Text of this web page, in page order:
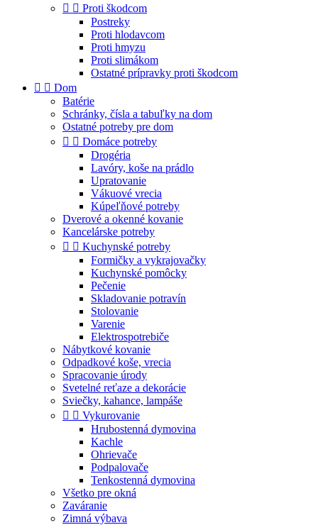
  Proti škodcom
Postreky
Proti hlodavcom
Proti hmyzu
Proti slimákom
Ostatné prípravky proti škodcom
  Dom
Batérie
Schránky, čísla a tabuľky na dom
Ostatné potreby pre dom
  Domáce potreby
Drogéria
Lavóry, koše na prádlo
Upratovanie
Vákuové vrecia
Kúpeľňové potreby
Dverové a okenné kovanie
Kancelárske potreby
  Kuchynské potreby
Formičky a vykrajovačky
Kuchynské pomôcky
Pečenie
Skladovanie potravín
Stolovanie
Varenie
Elektrospotrebiče
Nábytkové kovanie
Odpadkové koše, vrecia
Spracovanie úrody
Svetelné reťaze a dekorácie
Sviečky, kahance, lampáše
  Vykurovanie
Hrubostenná dymovina
Kachle
Ohrievače
Podpalovače
Tenkostenná dymovina
Všetko pre okná
Zaváranie
Zimná výbava